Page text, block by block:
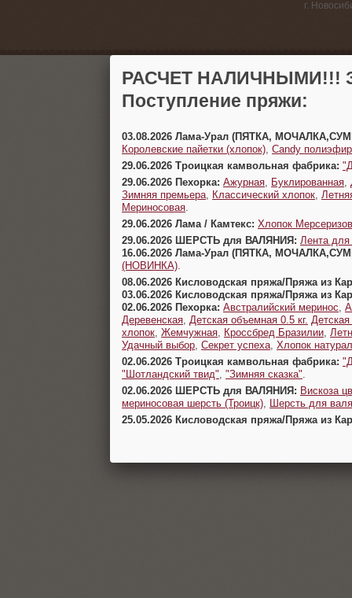
г.
РАСЧЕТ НАЛИЧНЫМИ!!!
Поступление пряжи:
03.08.2026 Лама-Урал (ПЯТКА,
Королевские пайетки (хлопок) Candy
29.06.2026 Троицкая камвольная фабрика:
29.06.2026 Пехорка: Ажурная Буклированная
Зимняя премьера
Классический хлопок
Мериносовая
29.06.2026 Лама / Камтекс: Хлопок
29.06.2026 ШЕРСТЬ для ВАЛЯНИЯ: Лента для
16.06.2026 Лама-Урал (ПЯТКА,
(НОВИНКА)
08.06.2026 Кисловодская пряжа/Пряжа из
03.06.2026 Кисловодская пряжа/Пряжа из
02.06.2026 Пехорка: Австралийский меринос
Деревенская Детская объемная 0.5 кг.
хлопок Жемчужная Кроссбред Бразилии
Удачный выбор Секрет успеха Хлопок
02.06.2026 Троицкая камвольная фабрика:
"Шотландский твид" "Зимняя сказка"
02.06.2026 ШЕРСТЬ для ВАЛЯНИЯ: Вискоза
мериносовая шерсть (Троицк)
Шерсть для
25.05.2026 Кисловодская пряжа/Пряжа из